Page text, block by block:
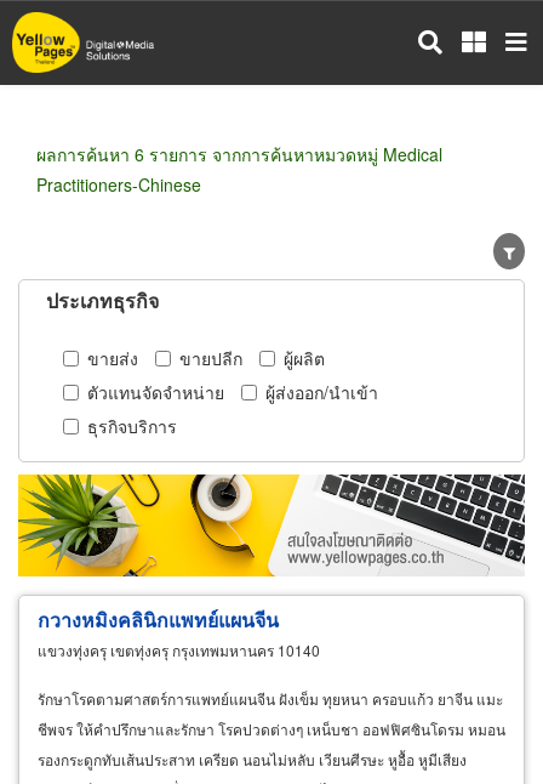
ข้าม
ไป
ผลการค้นหา 6 รายการ จากการค้นหาหมวดหมู่ Medical
Practitioners-Chinese
ประเภทธุรกิจ
ขายส่ง ขายปลีก
ผู้ผลิต
ตัวแทนจัดจำหน่าย
ผู้ส่งออก/นำเข้า
ธุรกิจบริการ
กวางหมิงคลินิกแพทย์แผนจีน
แขวงทุ่งครุ เขตทุ่งครุ กรุงเทพมหานคร 10140
รักษาโรคตามศาสตร์การแพทย์แผนจีน ฝังเข็ม ทุยหนา ครอบแก้ว ยาจีน แมะ
ชีพจร ให้คำปรึกษาและรักษา โรคปวดต่างๆ เหน็บชา ออฟฟิศซินโดรม หมอน
รองกระดูกทับเส้นประสาท เครียด นอนไม่หลับ เวียนศีรษะ หูอื้อ หูมีเสียง